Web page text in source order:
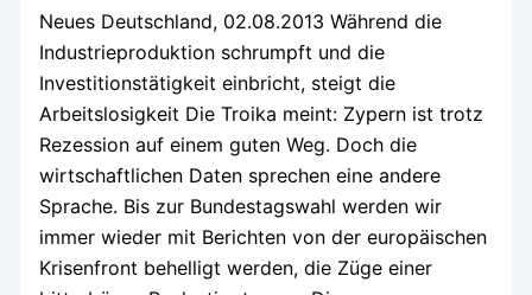
Neues Deutschland, 02.08.2013 Während die
Industrieproduktion schrumpft und die
Investitionstätigkeit einbricht, steigt die
Arbeitslosigkeit Die Troika meint: Zypern ist trotz
Rezession auf einem guten Weg. Doch die
wirtschaftlichen Daten sprechen eine andere
Sprache. Bis zur Bundestagswahl werden wir
immer wieder mit Berichten von der europäischen
Krisenfront behelligt werden, die Züge einer